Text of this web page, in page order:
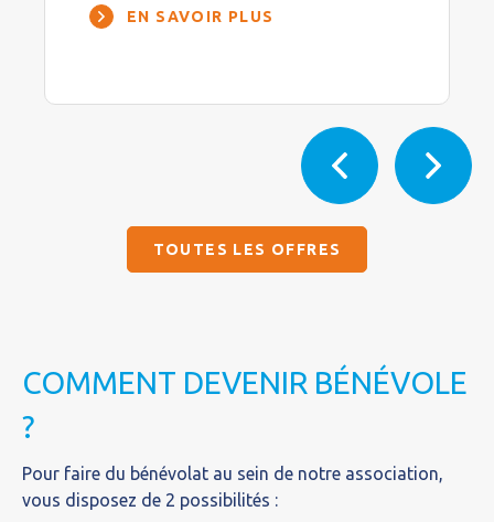
EN SAVOIR PLUS
TOUTES LES OFFRES
COMMENT DEVENIR BÉNÉVOLE
?
Pour faire du bénévolat au sein de notre association,
vous disposez de 2 possibilités :